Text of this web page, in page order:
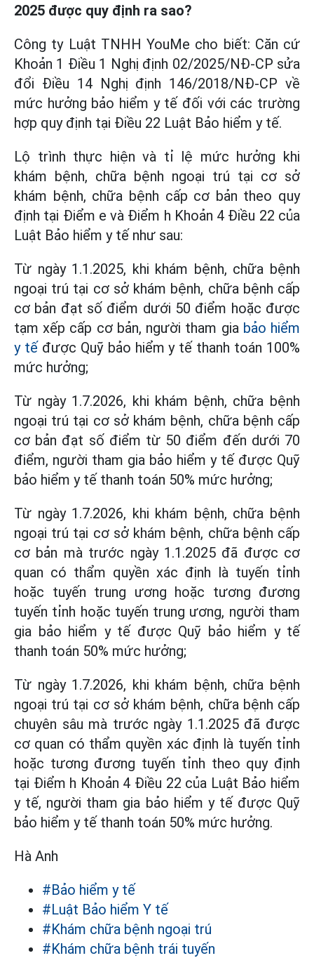
2025 được quy định ra sao?
Công ty Luật TNHH YouMe cho biết: Căn cứ
Khoản 1 Điều 1 Nghị định 02/2025/NĐ-CP sửa
đổi Điều 14 Nghị định 146/2018/NĐ-CP về
mức hưởng bảo hiểm y tế đối với các trường
hợp quy định tại Điều 22 Luật Bảo hiểm y tế.
Lộ trình thực hiện và tỉ lệ mức hưởng khi
khám bệnh, chữa bệnh ngoại trú tại cơ sở
khám bệnh, chữa bệnh cấp cơ bản theo quy
định tại Điểm e và Điểm h Khoản 4 Điều 22 của
Luật Bảo hiểm y tế như sau:
Từ ngày 1.1.2025, khi khám bệnh, chữa bệnh
ngoại trú tại cơ sở khám bệnh, chữa bệnh cấp
cơ bản đạt số điểm dưới 50 điểm hoặc được
tạm xếp cấp cơ bản, người tham gia bảo hiểm
y tếđược Quỹ bảo hiểm y tế thanh toán 100%
mức hưởng;
Từ ngày 1.7.2026, khi khám bệnh, chữa bệnh
ngoại trú tại cơ sở khám bệnh, chữa bệnh cấp
cơ bản đạt số điểm từ 50 điểm đến dưới 70
điểm, người tham gia bảo hiểm y tế được Quỹ
bảo hiểm y tế thanh toán 50% mức hưởng;
Từ ngày 1.7.2026, khi khám bệnh, chữa bệnh
ngoại trú tại cơ sở khám bệnh, chữa bệnh cấp
cơ bản mà trước ngày 1.1.2025 đã được cơ
quan có thẩm quyền xác định là tuyến tỉnh
hoặc tuyến trung ương hoặc tương đương
tuyến tỉnh hoặc tuyến trung ương, người tham
gia bảo hiểm y tế được Quỹ bảo hiểm y tế
thanh toán 50% mức hưởng;
Từ ngày 1.7.2026, khi khám bệnh, chữa bệnh
ngoại trú tại cơ sở khám bệnh, chữa bệnh cấp
chuyên sâu mà trước ngày 1.1.2025 đã được
cơ quan có thẩm quyền xác định là tuyến tỉnh
hoặc tương đương tuyến tỉnh theo quy định
tại Điểm h Khoản 4 Điều 22 của Luật Bảo hiểm
y tế, người tham gia bảo hiểm y tế được Quỹ
bảo hiểm y tế thanh toán 50% mức hưởng.
Hà Anh
#Bảo hiểm y tế
#Luật Bảo hiểm Y tế
#Khám chữa bệnh ngoại trú
#Khám chữa bệnh trái tuyến